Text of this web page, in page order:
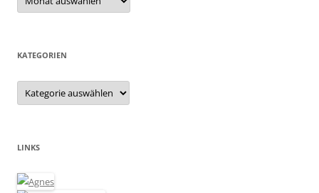
KATEGORIEN
Kategorien
LINKS